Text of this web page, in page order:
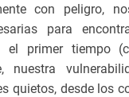
con peligro,
para
el primer tiempo
nuestra
quietos, desde los